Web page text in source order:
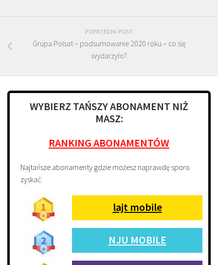
POPRZEDNI POST
Grupa Polsat – podsumowanie 2020 roku – co się
wydarzyło?
WYBIERZ TAŃSZY ABONAMENT NIŻ
MASZ:
RANKING ABONAMENTÓW
Najtańsze abonamenty gdzie możesz naprawdę sporo
zyskać:
lajt mobile
NJU MOBILE